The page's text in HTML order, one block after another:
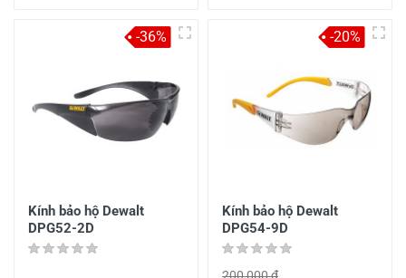
Kính bảo hộ Dewalt
DPG52-2D
-36%
Kính bảo hộ Dewalt
DPG54-9D
-20%